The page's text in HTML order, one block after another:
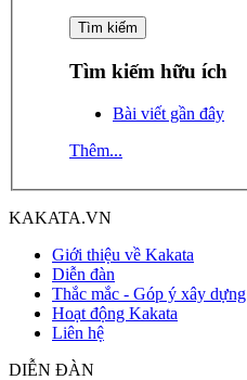
Tìm kiếm hữu ích
Bài viết gần đây
Thêm...
KAKATA.VN
Giới thiệu về Kakata
Diễn đàn
Thắc mắc - Góp ý xây dựng
Hoạt động Kakata
Liên hệ
DIỄN ĐÀN